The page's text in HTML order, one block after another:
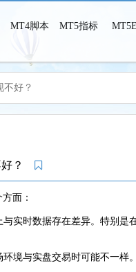
MT4脚本 MT5指标
不好？
好？
面：
实时数据存在差异。特别
境与实盘交易时可能不一样